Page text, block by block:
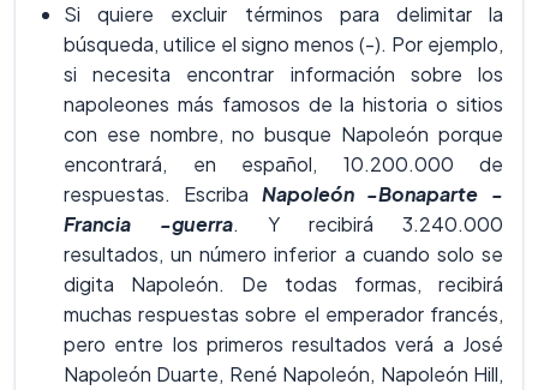
Si quiere excluir términos para delimitar la
búsqueda, utilice el signo menos (-). Por ejemplo,
si necesita encontrar información sobre los
napoleones más famosos de la historia o sitios
con ese nombre, no busque Napoleón porque
encontrará, en español, 10.200.000 de
respuestas. Escriba Napoleón -Bonaparte -
Francia -guerra. Y recibirá 3.240.000
resultados, un número inferior a cuando solo se
digita Napoleón. De todas formas, recibirá
muchas respuestas sobre el emperador francés,
pero entre los primeros resultados verá a José
Napoleón Duarte, René Napoleón, Napoleón Hill,